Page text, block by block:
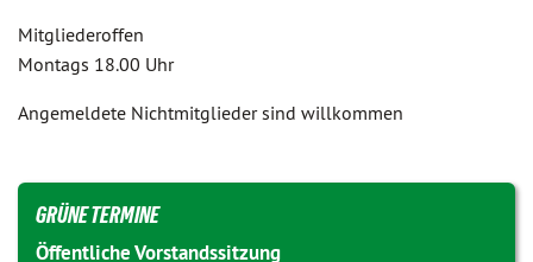
Mitgliederoffen
Montags 18.00 Uhr
Angemeldete Nichtmitglieder sind willkommen
GRÜNE TERMINE
Öffentliche Vorstandssitzung